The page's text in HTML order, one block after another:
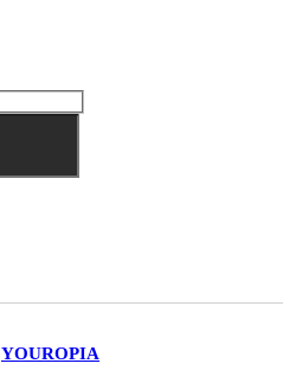
YOUROPIA